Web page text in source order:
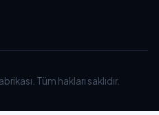
Tüm hakları saklıdır.